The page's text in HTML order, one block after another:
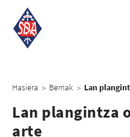
Hasiera > Berriak >
Lan plangintza
arte